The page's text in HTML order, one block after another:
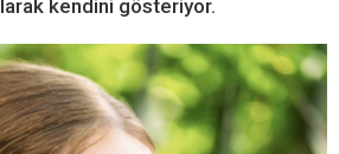
kendini gösteriyor.